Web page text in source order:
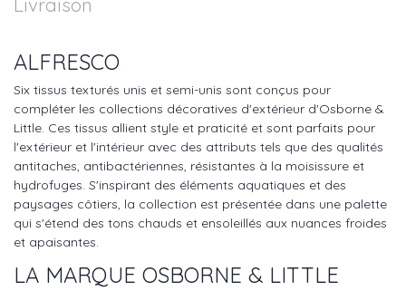
ALFRESCO
Six tissus texturés unis et semi-unis sont conçus pour
compléter les collections décoratives d'extérieur d'Osborne &
Little. Ces tissus allient style et praticité et sont parfaits pour
l'extérieur et l'intérieur avec des attributs tels que des qualités
antitaches, antibactériennes, résistantes à la moisissure et
hydrofuges. S'inspirant des éléments aquatiques et des
paysages côtiers, la collection est présentée dans une palette
qui s'étend des tons chauds et ensoleillés aux nuances froides
et apaisantes.
LA MARQUE OSBORNE & LITTLE